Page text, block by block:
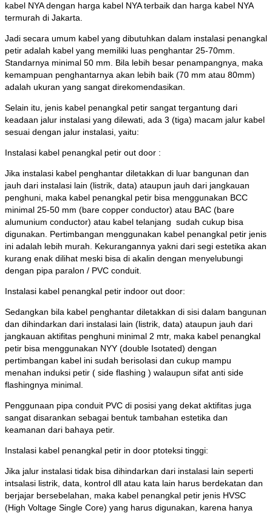
kabel NYA dengan harga kabel NYA terbaik dan harga kabel NYA
termurah di Jakarta.
Jadi secara umum kabel yang dibutuhkan dalam instalasi penangkal
petir adalah kabel yang memiliki luas penghantar 25-70mm.
Standarnya minimal 50 mm. Bila lebih besar penampangnya, maka
kemampuan penghantarnya akan lebih baik (70 mm atau 80mm)
adalah ukuran yang sangat direkomendasikan.
Selain itu, jenis kabel penangkal petir sangat tergantung dari
keadaan jalur instalasi yang dilewati, ada 3 (tiga) macam jalur kabel
sesuai dengan jalur instalasi, yaitu:
Instalasi kabel penangkal petir out door :
Jika instalasi kabel penghantar diletakkan di luar bangunan dan
jauh dari instalasi lain (listrik, data) ataupun jauh dari jangkauan
penghuni, maka kabel penangkal petir bisa menggunakan BCC
minimal 25-50 mm (bare copper conductor) atau BAC (bare
alumunium conductor) atau kabel telanjang sudah cukup bisa
digunakan. Pertimbangan menggunakan kabel penangkal petir jenis
ini adalah lebih murah. Kekurangannya yakni dari segi estetika akan
kurang enak dilihat meski bisa di akalin dengan menyelubungi
dengan pipa paralon / PVC conduit.
Instalasi kabel penangkal petir indoor out door:
Sedangkan bila kabel penghantar diletakkan di sisi dalam bangunan
dan dihindarkan dari instalasi lain (listrik, data) ataupun jauh dari
jangkauan aktifitas penghuni minimal 2 mtr, maka kabel penangkal
petir bisa menggunakan NYY (double Isotated) dengan
pertimbangan kabel ini sudah berisolasi dan cukup mampu
menahan induksi petir ( side flashing ) walaupun sifat anti side
flashingnya minimal.
Penggunaan pipa conduit PVC di posisi yang dekat aktifitas juga
sangat disarankan sebagai bentuk tambahan estetika dan
keamanan dari bahaya petir.
Instalasi kabel penangkal petir in door ptoteksi tinggi:
Jika jalur instalasi tidak bisa dihindarkan dari instalasi lain seperti
intsalasi listrik, data, kontrol dll atau kata lain harus berdekatan dan
berjajar bersebelahan, maka kabel penangkal petir jenis HVSC
(High Voltage Single Core) yang harus digunakan, karena hanya